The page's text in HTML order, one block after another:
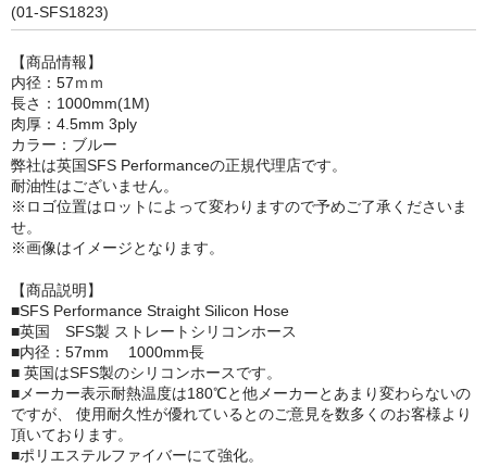
Sitemap
(01-SFS1823)
【商品情報】
内径：57ｍｍ
長さ：1000mm(1M)
肉厚：4.5mm 3ply
カラー：ブルー
弊社は英国SFS Performanceの正規代理店です。
耐油性はございません。
※ロゴ位置はロットによって変わりますので予めご了承くださいま
せ。
※画像はイメージとなります。
【商品説明】
■SFS Performance Straight Silicon Hose
■英国 SFS製 ストレートシリコンホース
■内径：57mm 1000mm長
■ 英国はSFS製のシリコンホースです。
■メーカー表示耐熱温度は180℃と他メーカーとあまり変わらないの
ですが、 使用耐久性が優れているとのご意見を数多くのお客様より
頂いております。
■ポリエステルファイバーにて強化。